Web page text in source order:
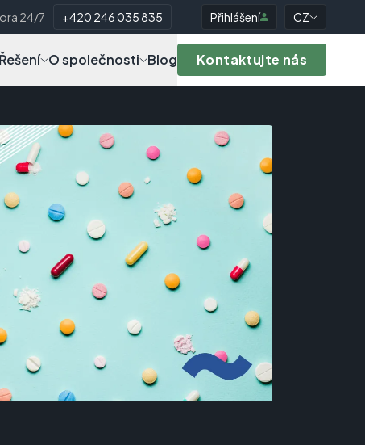
24/7 +420 246 035 835 Přihlášení CZ
Řešení O společnosti Blog Kontaktujte nás